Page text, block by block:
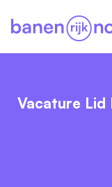
Vacature Lid